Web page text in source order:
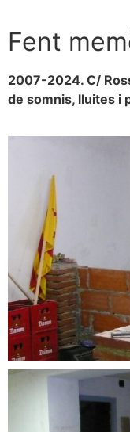
Fent
2007-2024. C/
de somnis, lluites i